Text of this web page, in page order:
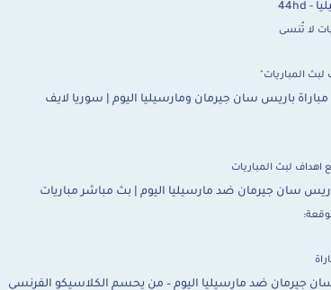
لا تُنسى
لبث المباريات"
مباراة باريس سان جيرمان ومارسيليا اليوم | سوريا لايف
اهداف لبث المباريات
سان جيرمان ضد مارسيليا اليوم | بث مباشر مباريات
جيرمان ضد مارسيليا اليوم – من يحسم الكلاسيكو الفرنسي